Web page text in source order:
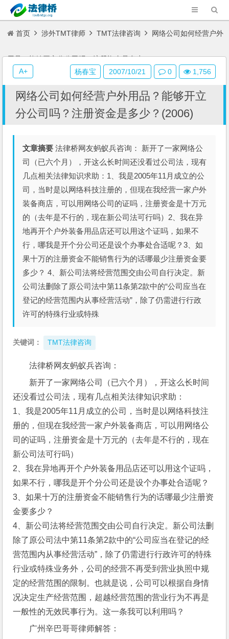
首页 涉外TMT律师 TMT法律咨询 网络公司如何经营户外
用品？能够开立分公司吗？注册资金是多少？(2006)
网络公司如何经营户外用品？能够开立
分公司吗？注册资金是多少？(2006)
文章摘要 法律桥网友蚂蚁兵咨询： 新开了一家网络公
司（已六个月），开这么长时间还没看过公司法，现有
几点相关法律知识求助：1、我是2005年11月成立的公
司，当时是以网络科技注册的，但现在我经营一家户外
装备商店，可以用网络公司的证吗，注册资金是十万元
的（去年是不行的，现在新公司法可行吗）2、我在异
地再开个户外装备用品店还可以用这个证吗，如果不
行，哪我是开个分公司还是设个办事处合适呢？3、如
果十万的注册资金不能销售行为的话哪最少注册资金要
多少？ 4、新公司法将经营范围交由公司自行决定。新
公司法删除了原公司法中第11条第2款中的“公司应当在
登记的经营范围内从事经营活动”，除了仍需进行行政
许可的特殊行业或特殊
关键词： TMT法律咨询
法律桥网友蚂蚁兵咨询：
新开了一家网络公司（已六个月），开这么长时间
还没看过公司法，现有几点相关法律知识求助：
1、我是2005年11月成立的公司，当时是以网络科技注
册的，但现在我经营一家户外装备商店，可以用网络公
司的证吗，注册资金是十万元的（去年是不行的，现在
新公司法可行吗）
2、我在异地再开个户外装备用品店还可以用这个证吗，
如果不行，哪我是开个分公司还是设个办事处合适呢？
3、如果十万的注册资金不能销售行为的话哪最少注册资
金要多少？
4、新公司法将经营范围交由公司自行决定。新公司法删
除了原公司法中第11条第2款中的“公司应当在登记的经
营范围内从事经营活动”，除了仍需进行行政许可的特殊
行业或特殊业务外，公司的经营不再受到营业执照中规
定的经营范围的限制。也就是说，公司可以根据自身情
况决定生产经营范围，超越经营范围的营业行为不再是
一般性的无效民事行为。这一条我可以利用吗？
广州辛巴哥哥律师解答：
杨春宝 2007/10/21 0 1,756
A+